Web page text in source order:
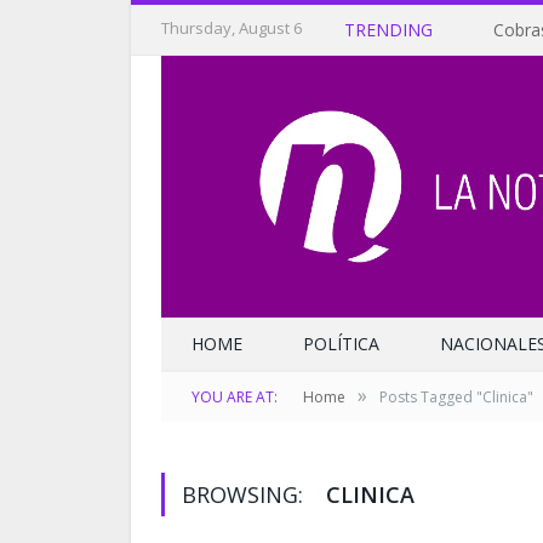
Thursday, August 6 TRENDING
HOME POLÍTICA
YOU ARE AT: Home » Posts Tagged "Clinica"
BROWSING: CLINICA